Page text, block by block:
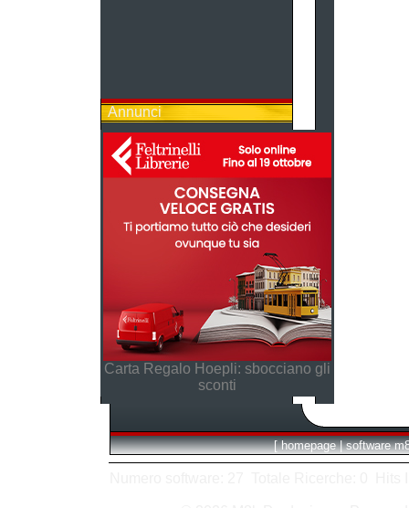
Annunci
Carta Regalo Hoepli: sbocciano gli
sconti
[ homepage | software